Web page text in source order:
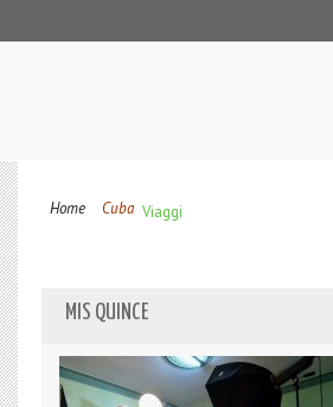
Home Viaggi
Cuba
MIS QUINCE